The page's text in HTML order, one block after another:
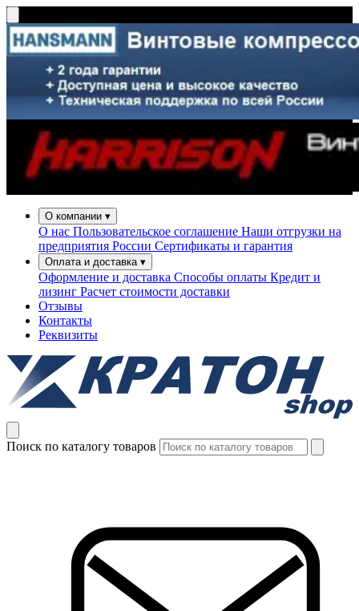
О компании ▾
О нас Пользовательское соглашение Наши отгрузки на
предприятия России Сертификаты и гарантия
Оплата и доставка ▾
Оформление и доставка Способы оплаты Кредит и
лизинг Расчет стоимости доставки
Отзывы
Контакты
Реквизиты
Поиск по каталогу товаров